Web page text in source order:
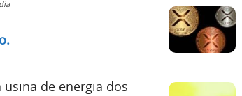
de energia dos